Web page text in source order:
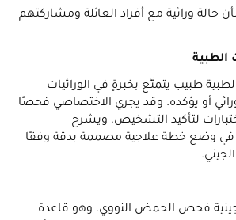
وراثية مع أفراد العائلة ومشاركتهم
الطبية
طبيب يتمتَّع بخبرةٍ في الوِراثيات
أو يؤكده. وقد يجري الاختصاصي فحصًا
لتأكيد التشخيص، ويشرح
وضع خطة علاجية مصممة بدقة وفقًا
فحص الحمض النووي، وهو قاعدة